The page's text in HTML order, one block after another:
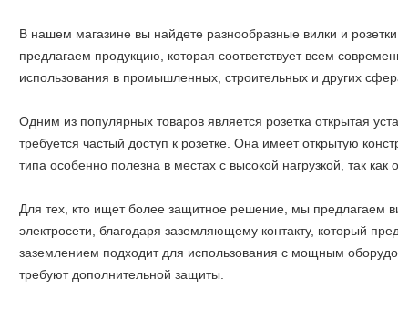
В нашем магазине вы найдете разнообразные вилки и
предлагаем продукцию, которая соответствует всем
использования в промышленных, строительных и других
Одним из популярных товаров является розетка открытая
требуется частый доступ к розетке. Она имеет открытую
типа особенно полезна в местах с высокой нагрузкой, так
Для тех, кто ищет более защитное решение, мы предлагаем
электросети, благодаря заземляющему контакту, который
заземлением подходит для использования с мощным
требуют дополнительной защиты.